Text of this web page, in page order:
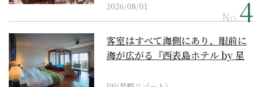
2026/08/01
No.
客室はすべて海側にあり、眼前に
海が広がる『西表島ホテル by 星